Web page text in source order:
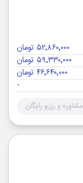
۵۲٬۸۶۰٬۰۰۰ تومان
۵۹٬۳۳۰٬۰۰۰ تومان
۴۶٬۶۴۰٬۰۰۰ تومان
-
مشاوره و رزرو رایگان